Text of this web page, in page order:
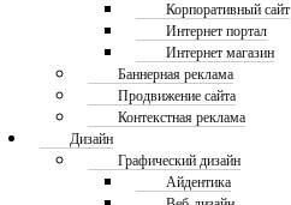
Корпоративный сайт
Интернет портал
Интернет магазин
Баннерная реклама
Продвижение сайта
Контекстная реклама
Дизайн
Графический дизайн
Айдентика